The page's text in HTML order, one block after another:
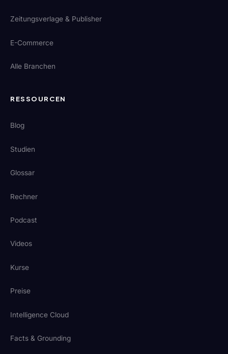
Zeitungsverlage & Publisher
E-Commerce
Alle Branchen
RESSOURCEN
Blog
Studien
Glossar
Rechner
Podcast
Videos
Kurse
Preise
Intelligence Cloud
Facts & Grounding